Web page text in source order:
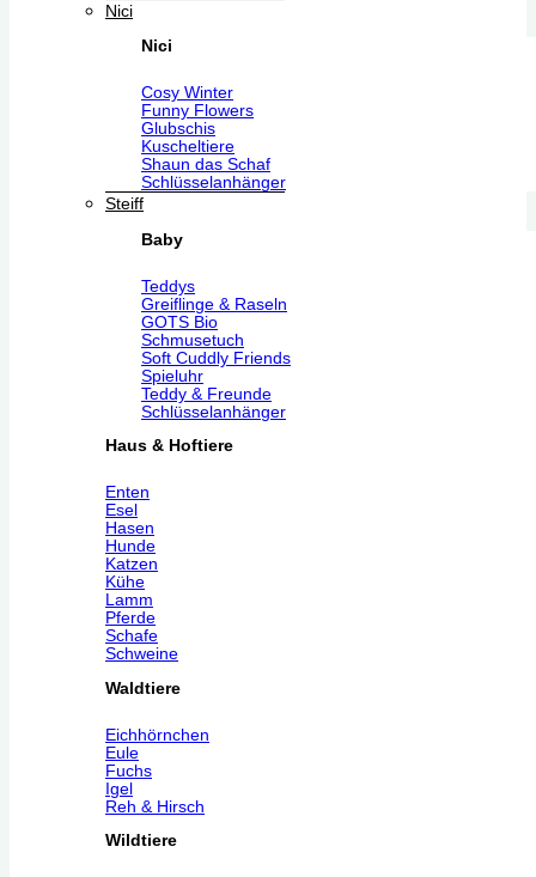
Nici
Nici
Cosy Winter
Funny Flowers
Glubschis
Kuscheltiere
Shaun das Schaf
Schlüsselanhänger
Steiff
Baby
Teddys
Greiflinge & Raseln
GOTS Bio
Schmusetuch
Soft Cuddly Friends
Spieluhr
Teddy & Freunde
Schlüsselanhänger
Haus & Hoftiere
Enten
Esel
Hasen
Hunde
Katzen
Kühe
Lamm
Pferde
Schafe
Schweine
Waldtiere
Eichhörnchen
Eule
Fuchs
Igel
Reh & Hirsch
Wildtiere